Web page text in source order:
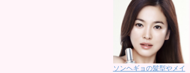
ソンヘギョの髪型やメイ